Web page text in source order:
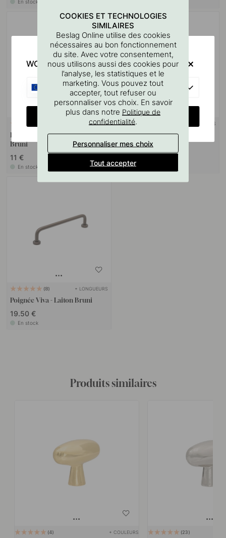
En stock
+ LONGUEURS
Poignée Profilée Lip - Laiton
Bruni
11 €
En stock
+ COULEURS
Poignée Uniform - 128mm -
Laiton Bruni
En stock
8 + LONGUEURS
Poignée Viva - Laiton Bruni
19.50 €
En stock
Produits similaires
4 + COULEURS 23
COOKIES ET TECHNOLOGIES
SIMILAIRES
Beslag Online utilise des cookies
nécessaires au bon fonctionnement
du site. Avec votre consentement,
nous utilisons aussi des cookies pour
l’analyse, les statistiques et le
marketing. Vous pouvez tout
accepter, tout refuser ou
personnaliser vos choix. En savoir
plus dans notre Politique de
confidentialité.
Personnaliser mes choix
Tout accepter
WOULD YOU RATHER VISIT?
CHANGE COUNTRY